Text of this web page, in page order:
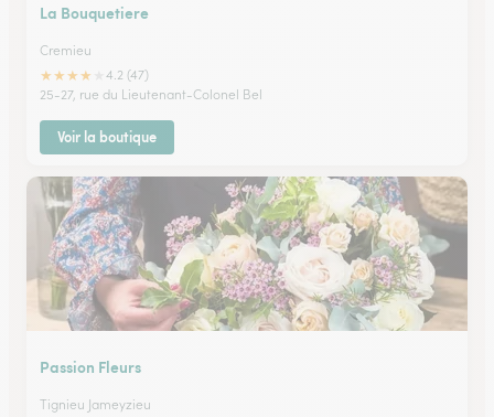
La Bouquetiere
Cremieu
★★★★
4.2 (47)
25-27, rue du Lieutenant-Colonel Bel
Voir la boutique
Passion Fleurs
Tignieu Jameyzieu